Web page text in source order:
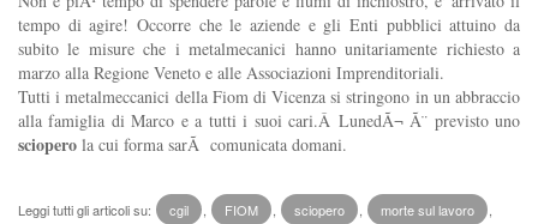
tempo di agire! Occorre che le aziende e gli Enti pubblici attuino da
subito le misure che i metalmecanici hanno unitariamente richiesto a
marzo alla Regione Veneto e alle Associazioni Imprenditoriali.
Tutti i metalmeccanici della Fiom di Vicenza si stringono in un abbraccio
alla famiglia di Marco e a tutti i suoi cari.Â LunedÃ¬ Ã¨ previsto uno
sciopero la cui forma sarÃ comunicata domani.
Leggi tutti gli articoli su: cgil FIOM sciopero morte sul lavoro